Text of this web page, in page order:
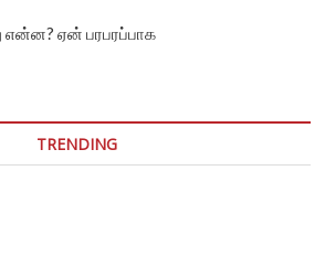
என்ன? ஏன் பரபரப்பாக
TRENDING